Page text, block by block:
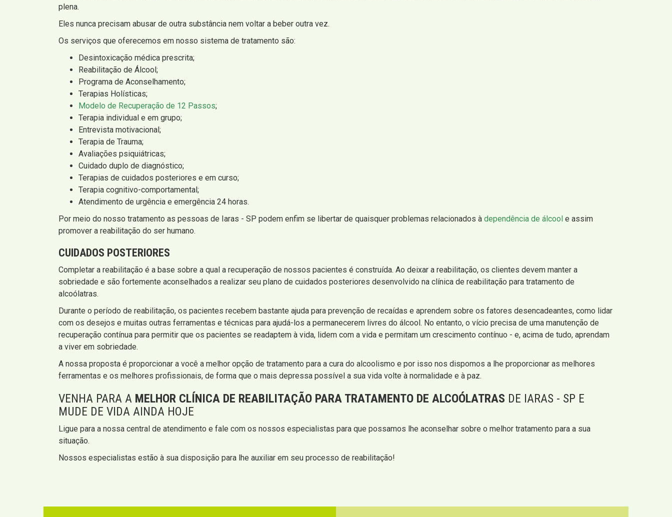
plena.
Eles nunca precisam abusar de outra substância nem voltar a beber outra vez.
Os serviços que oferecemos em nosso sistema de tratamento são:
Desintoxicação médica prescrita;
Reabilitação de Álcool;
Programa de Aconselhamento;
Terapias Holísticas;
Modelo de Recuperação de 12 Passos;
Terapia individual e em grupo;
Entrevista motivacional;
Terapia de Trauma;
Avaliações psiquiátricas;
Cuidado duplo de diagnóstico;
Terapias de cuidados posteriores e em curso;
Terapia cognitivo-comportamental;
Atendimento de urgência e emergência 24 horas.
Por meio do nosso tratamento as pessoas de Iaras - SP podem enfim se libertar de quaisquer problemas relacionados à dependência de álcool e assim
promover a reabilitação do ser humano.
CUIDADOS POSTERIORES
Completar a reabilitação é a base sobre a qual a recuperação de nossos pacientes é construída. Ao deixar a reabilitação, os clientes devem manter a
sobriedade e são fortemente aconselhados a realizar seu plano de cuidados posteriores desenvolvido na clínica de reabilitação para tratamento de
alcoólatras.
Durante o período de reabilitação, os pacientes recebem bastante ajuda para prevenção de recaídas e aprendem sobre os fatores desencadeantes, como lidar
com os desejos e muitas outras ferramentas e técnicas para ajudá-los a permanecerem livres do álcool. No entanto, o vício precisa de uma manutenção de
recuperação contínua para permitir que os pacientes se readaptem à vida, lidem com a vida e permitam um crescimento contínuo - e, acima de tudo, aprendam
a viver em sobriedade.
A nossa proposta é proporcionar a você a melhor opção de tratamento para a cura do alcoolismo e por isso nos dispomos a lhe proporcionar as melhores
ferramentas e os melhores profissionais, de forma que o mais depressa possível a sua vida volte à normalidade e à paz.
VENHA PARA A MELHOR CLÍNICA DE REABILITAÇÃO PARA TRATAMENTO DE ALCOÓLATRAS DE IARAS - SP E
MUDE DE VIDA AINDA HOJE
Ligue para a nossa central de atendimento e fale com os nossos especialistas para que possamos lhe aconselhar sobre o melhor tratamento para a sua
situação.
Nossos especialistas estão à sua disposição para lhe auxiliar em seu processo de reabilitação!